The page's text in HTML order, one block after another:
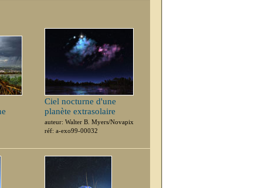
Ciel nocturne d'une
planète extrasolaire
auteur: Walter B. Myers/Novapix
réf: a-exo99-00032